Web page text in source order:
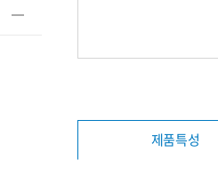
제품특성